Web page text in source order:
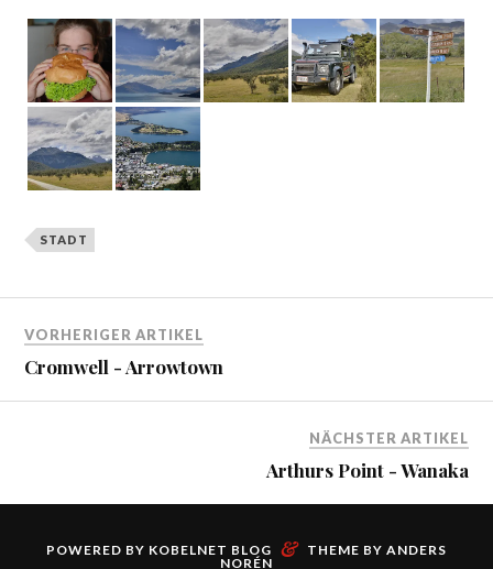
STADT
VORHERIGER ARTIKEL
Cromwell - Arrowtown
NÄCHSTER ARTIKEL
Arthurs Point - Wanaka
POWERED BY KOBELNET BLOG & THEME BY ANDERS
NORÉN